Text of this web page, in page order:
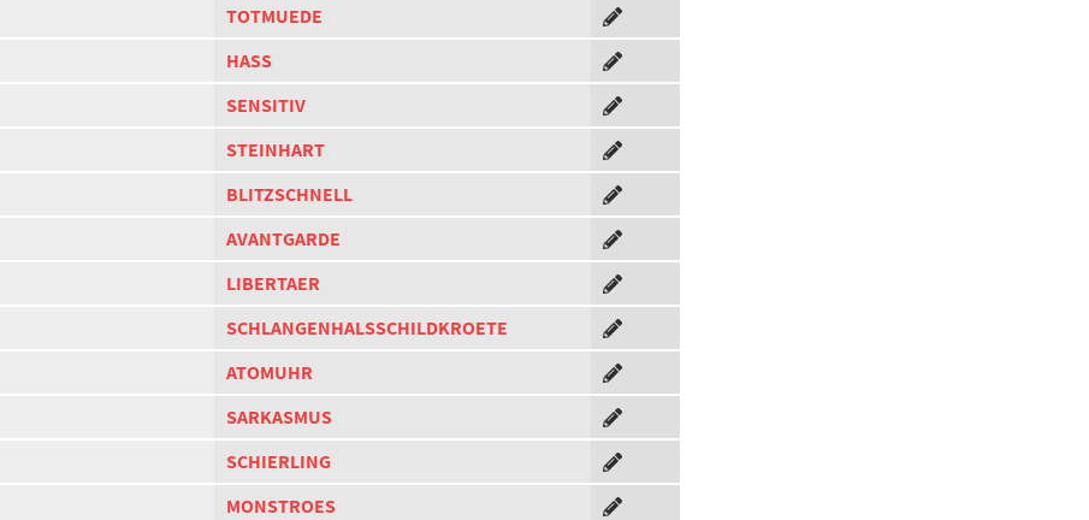
TOTMUEDE
HASS
SENSITIV
STEINHART
BLITZSCHNELL
AVANTGARDE
LIBERTAER
SCHLANGENHALSSCHILDKROETE
ATOMUHR
SARKASMUS
SCHIERLING
MONSTROES